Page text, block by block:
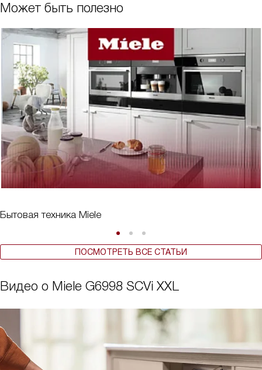
Может быть полезно
Бытовая техника Miele
ПОСМОТРЕТЬ ВСЕ СТАТЬИ
Видео о Miele G6998 SCVi XXL